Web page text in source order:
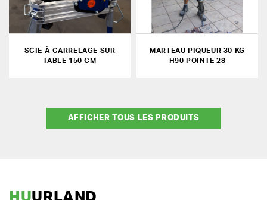
SCIE À CARRELAGE SUR
TABLE 150 CM
MARTEAU PIQUEUR 30 KG
H90 POINTE 28
AFFICHER TOUS LES PRODUITS